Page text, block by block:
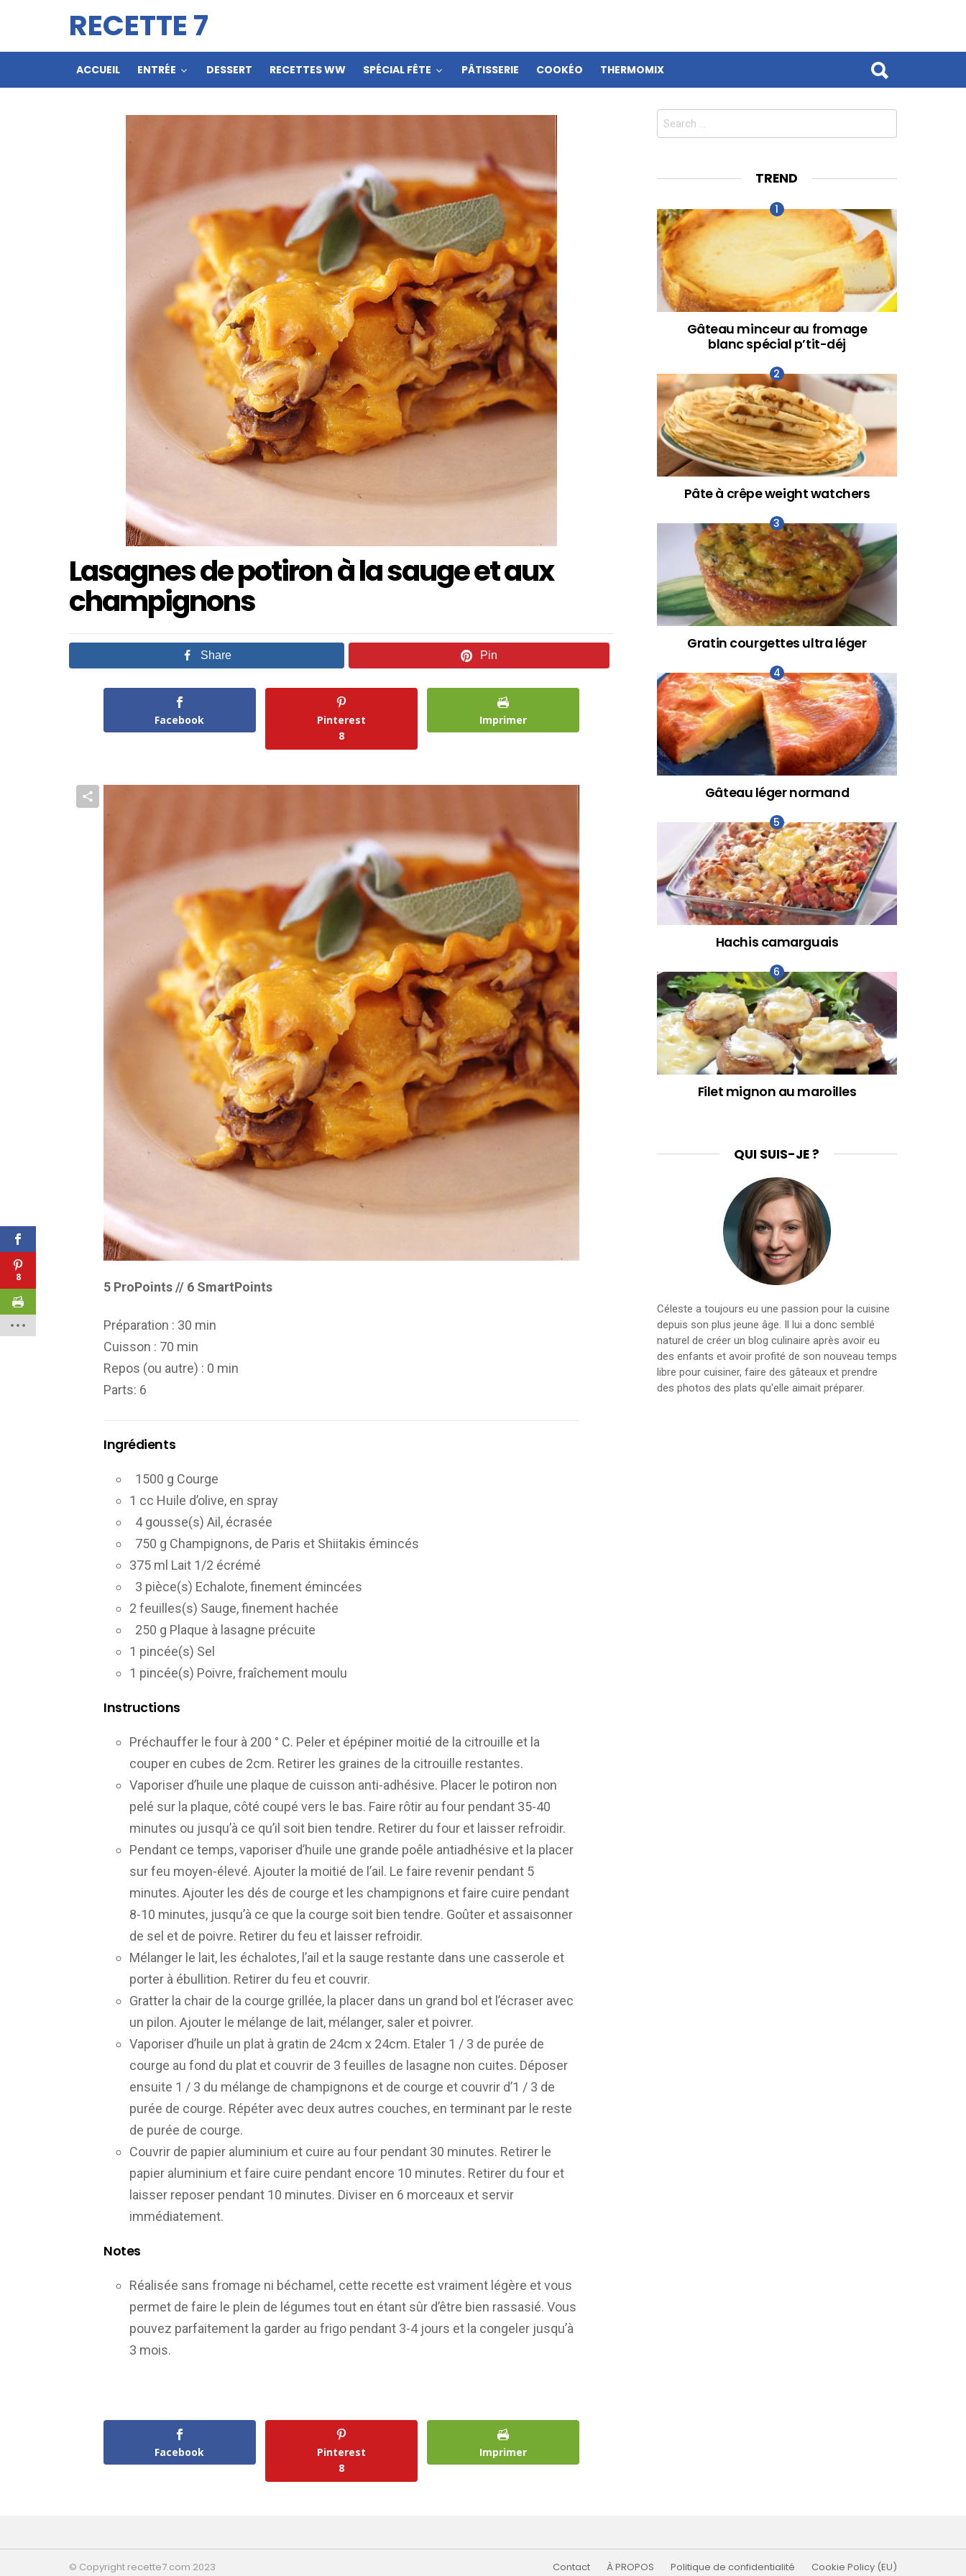
RECETTE 7
ACCUEIL ENTRÉE DESSERT RECETTES WW SPÉCIAL FÊTE PÂTISSERIE COOKÉO THERMOMIX
Lasagnes de potiron à la sauge et aux
champignons
Share Pin
Facebook
Pinterest
8
Imprimer
5 ProPoints // 6 SmartPoints
Préparation : 30 min
Cuisson : 70 min
Repos (ou autre) : 0 min
Parts: 6
Ingrédients
1500 g Courge
1 cc Huile d’olive, en spray
4 gousse(s) Ail, écrasée
750 g Champignons, de Paris et Shiitakis émincés
375 ml Lait 1/2 écrémé
3 pièce(s) Echalote, finement émincées
2 feuilles(s) Sauge, finement hachée
250 g Plaque à lasagne précuite
1 pincée(s) Sel
1 pincée(s) Poivre, fraîchement moulu
Instructions
Préchauffer le four à 200 ° C. Peler et épépiner moitié de la citrouille et la
couper en cubes de 2cm. Retirer les graines de la citrouille restantes.
Vaporiser d’huile une plaque de cuisson anti-adhésive. Placer le potiron non
pelé sur la plaque, côté coupé vers le bas. Faire rôtir au four pendant 35-40
minutes ou jusqu’à ce qu’il soit bien tendre. Retirer du four et laisser refroidir.
Pendant ce temps, vaporiser d’huile une grande poêle antiadhésive et la placer
sur feu moyen-élevé. Ajouter la moitié de l’ail. Le faire revenir pendant 5
minutes. Ajouter les dés de courge et les champignons et faire cuire pendant
8-10 minutes, jusqu’à ce que la courge soit bien tendre. Goûter et assaisonner
de sel et de poivre. Retirer du feu et laisser refroidir.
Mélanger le lait, les échalotes, l’ail et la sauge restante dans une casserole et
porter à ébullition. Retirer du feu et couvrir.
Gratter la chair de la courge grillée, la placer dans un grand bol et l’écraser avec
un pilon. Ajouter le mélange de lait, mélanger, saler et poivrer.
Vaporiser d’huile un plat à gratin de 24cm x 24cm. Etaler 1 / 3 de purée de
courge au fond du plat et couvrir de 3 feuilles de lasagne non cuites. Déposer
ensuite 1 / 3 du mélange de champignons et de courge et couvrir d’1 / 3 de
purée de courge. Répéter avec deux autres couches, en terminant par le reste
de purée de courge.
Couvrir de papier aluminium et cuire au four pendant 30 minutes. Retirer le
papier aluminium et faire cuire pendant encore 10 minutes. Retirer du four et
laisser reposer pendant 10 minutes. Diviser en 6 morceaux et servir
immédiatement.
Notes
Réalisée sans fromage ni béchamel, cette recette est vraiment légère et vous
permet de faire le plein de légumes tout en étant sûr d’être bien rassasié. Vous
pouvez parfaitement la garder au frigo pendant 3-4 jours et la congeler jusqu’à
3 mois.
Facebook
Pinterest
8
Imprimer
Search
TREND
Gâteau minceur au fromage
blanc spécial p’tit-déj
Pâte à crêpe weight watchers
Gratin courgettes ultra léger
Gâteau léger normand
Hachis camarguais
Filet mignon au maroilles
QUI SUIS-JE ?
Céleste a toujours eu une passion pour la cuisine
depuis son plus jeune âge. Il lui a donc semblé
naturel de créer un blog culinaire après avoir eu
des enfants et avoir profité de son nouveau temps
libre pour cuisiner, faire des gâteaux et prendre
des photos des plats qu'elle aimait préparer.
© Copyright recette7.com 2023 Contact À PROPOS Politique de confidentialité Cookie Policy (EU)
8